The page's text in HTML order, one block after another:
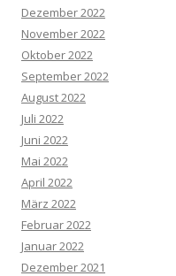
Dezember 2022
November 2022
Oktober 2022
September 2022
August 2022
Juli 2022
Juni 2022
Mai 2022
April 2022
März 2022
Februar 2022
Januar 2022
Dezember 2021